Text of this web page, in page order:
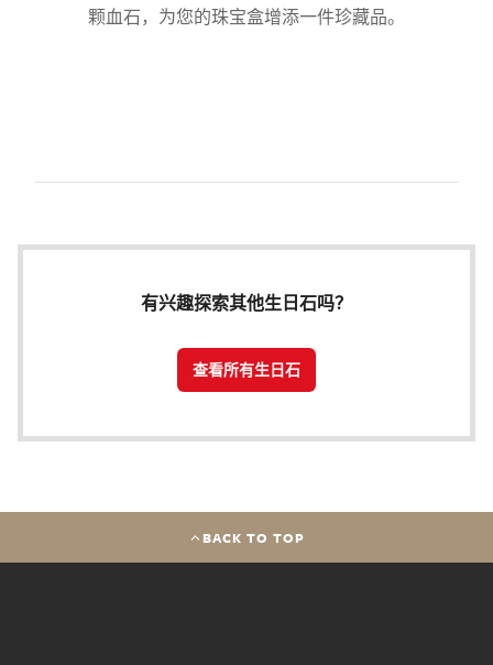
颗血石，为您的珠宝盒增添一件珍藏品。
有兴趣探索其他生日石吗？
查看所有生日石
BACK TO TOP